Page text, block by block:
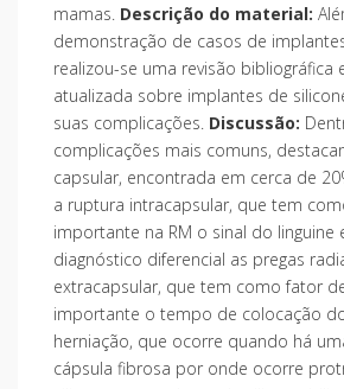
mamas. Descrição do material:
demonstração de casos de
realizou-se uma revisão bibliográfica
atualizada sobre implantes de
suas complicações. Discussão:
complicações mais comuns,
capsular, encontrada em cerca de
a ruptura intracapsular, que tem
importante na RM o sinal do linguine
diagnóstico diferencial as pregas
extracapsular, que tem como fator
importante o tempo de colocação
herniação, que ocorre quando há
cápsula fibrosa por onde ocorre